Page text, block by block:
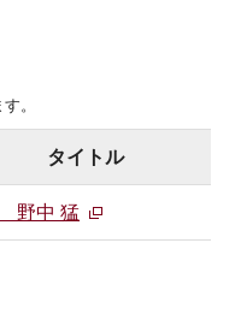
。
タイトル
野中 猛